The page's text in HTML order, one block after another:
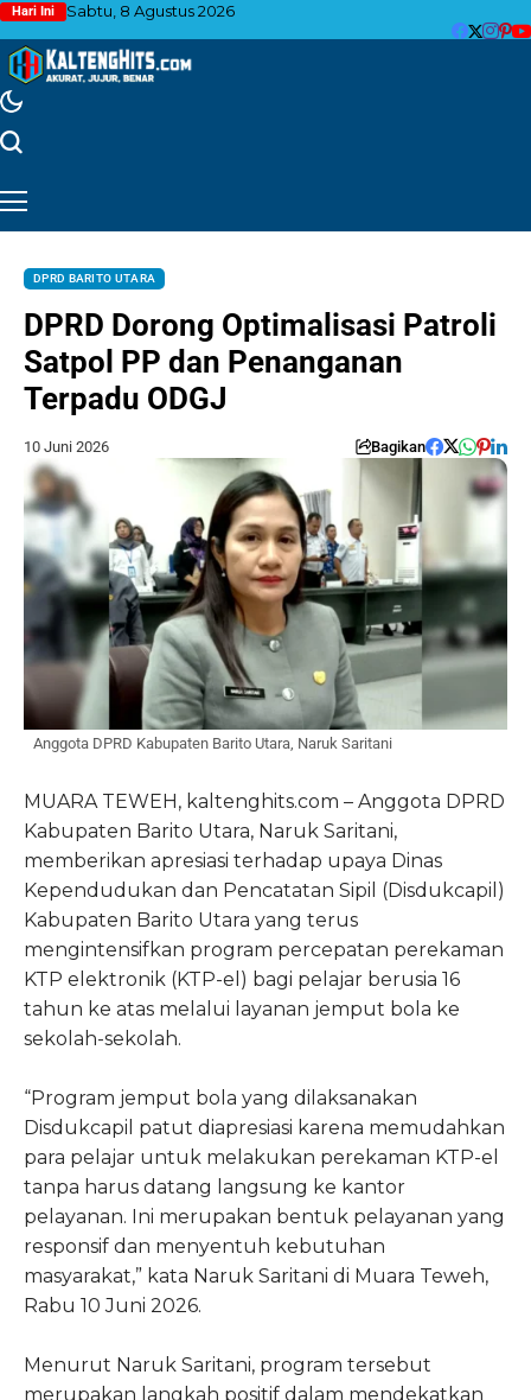
Hari Ini Sabtu, 8 Agustus 2026
DPRD BARITO UTARA
DPRD Dorong Optimalisasi Patroli
Satpol PP dan Penanganan
Terpadu ODGJ
10 Juni 2026 Bagikan
Anggota DPRD Kabupaten Barito Utara, Naruk Saritani
MUARA TEWEH, kaltenghits.com – Anggota DPRD
Kabupaten Barito Utara, Naruk Saritani,
memberikan apresiasi terhadap upaya Dinas
Kependudukan dan Pencatatan Sipil (Disdukcapil)
Kabupaten Barito Utara yang terus
mengintensifkan program percepatan perekaman
KTP elektronik (KTP-el) bagi pelajar berusia 16
tahun ke atas melalui layanan jemput bola ke
sekolah-sekolah.
“Program jemput bola yang dilaksanakan
Disdukcapil patut diapresiasi karena memudahkan
para pelajar untuk melakukan perekaman KTP-el
tanpa harus datang langsung ke kantor
pelayanan. Ini merupakan bentuk pelayanan yang
responsif dan menyentuh kebutuhan
masyarakat,” kata Naruk Saritani di Muara Teweh,
Rabu 10 Juni 2026.
Menurut Naruk Saritani, program tersebut
merupakan langkah positif dalam mendekatkan